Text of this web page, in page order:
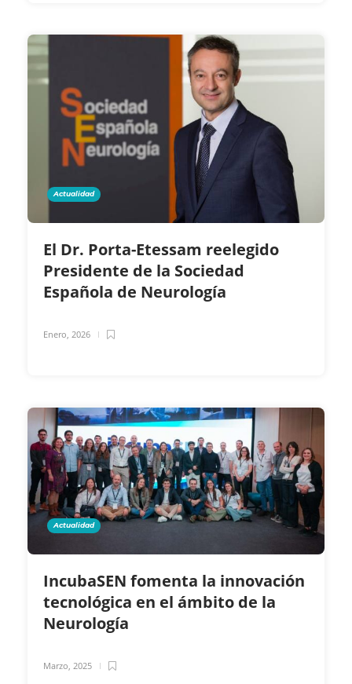
Actualidad
El Dr. Porta-Etessam reelegido
Presidente de la Sociedad
Española de Neurología
Enero, 2026
Actualidad
IncubaSEN fomenta la innovación
tecnológica en el ámbito de la
Neurología
Marzo, 2025